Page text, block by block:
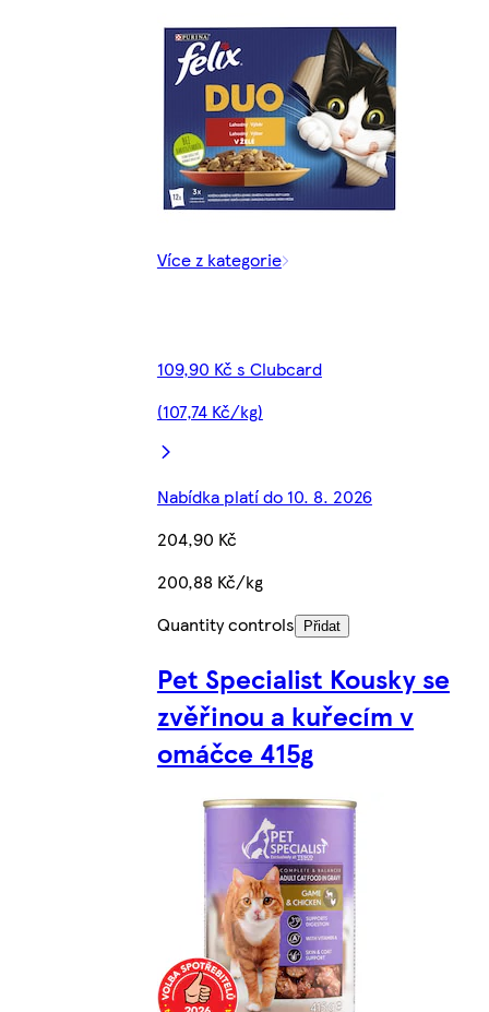
Více z kategorie
109,90 Kč s Clubcard
(107,74 Kč/kg)
Nabídka platí do 10. 8. 2026
204,90 Kč
200,88 Kč/kg
Quantity controls
Přidat
Pet Specialist Kousky se
zvěřinou a kuřecím v
omáčce 415g